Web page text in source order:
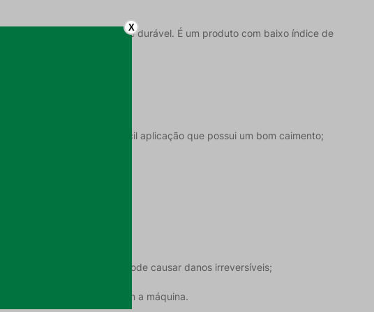
um tecido resistente e durável. É um produto com baixo índice de
produto durável e de fácil aplicação que possui um bom caimento;
sem vapor. Vapor pode causar danos irreversíveis;
durante o atrito com a máquina.
X